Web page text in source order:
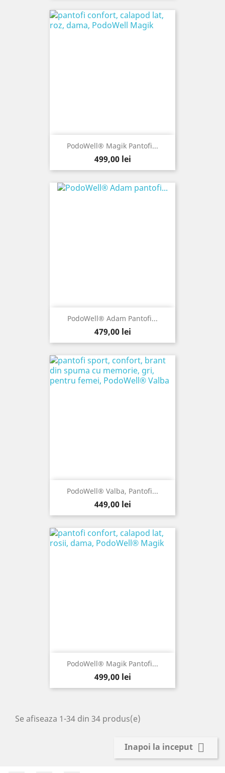
PodoWell® Magik Pantofi...
Pret
499,00 lei
PodoWell® Adam Pantofi...
Pret
479,00 lei
PodoWell® Valba, Pantofi...
Pret
449,00 lei
PodoWell® Magik Pantofi...
Pret
499,00 lei
Se afiseaza 1-34 din 34 produs(e)
Inapoi la inceput 